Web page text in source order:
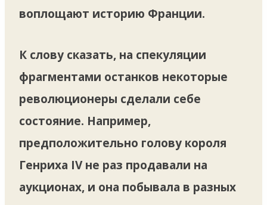
воплощают историю Франции.
К слову сказать, на спекуляции
фрагментами останков некоторые
революционеры сделали себе
состояние. Например,
предположительно голову короля
Генриха IV не раз продавали на
аукционах, и она побывала в разных